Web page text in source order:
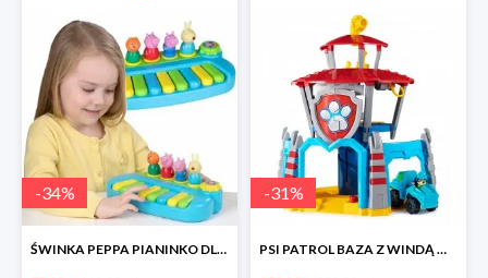
-34%
ŚWINKA PEPPA PIANINKO DLA DZIECI -34%
-31%
PSI PATROL BAZA Z WINDĄ WIEŻA + POJAZD AUTO REX -30%